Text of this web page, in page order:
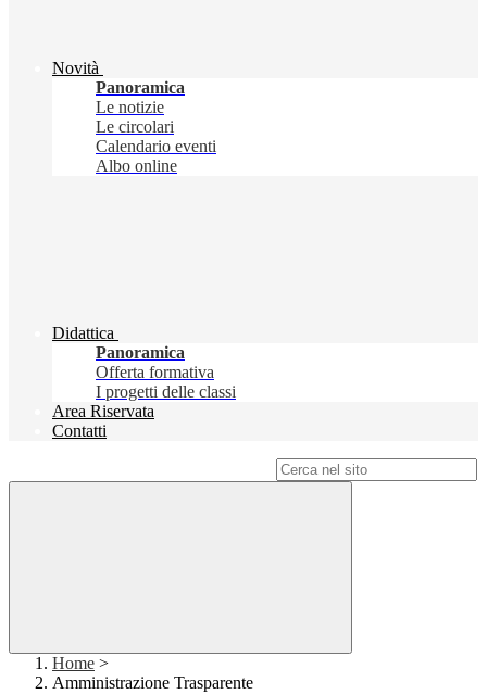
Novità
Panoramica
Le notizie
Le circolari
Calendario eventi
Albo online
Didattica
Panoramica
Offerta formativa
I progetti delle classi
Area Riservata
Contatti
Home >
Amministrazione Trasparente